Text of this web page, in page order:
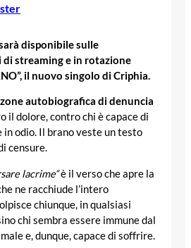
disponibile sulle
streaming e in rotazione
il nuovo singolo di Criphia.
autobiografica di denuncia
il dolore, contro chi è capace di
in odio. Il brano veste un testo
censure.
lacrime“è il verso che apre la
ne racchiude l’intero
chiunque, in qualsiasi
chi sembra essere immune dal
e, dunque, capace di soffrire.